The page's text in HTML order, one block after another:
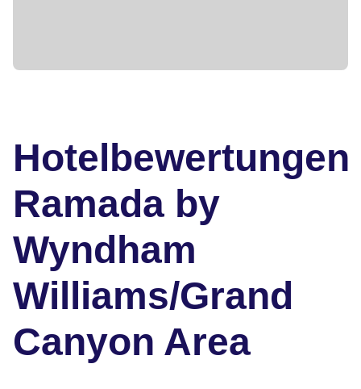
Hotelbewertungen
Ramada by
Wyndham
Williams/Grand
Canyon Area